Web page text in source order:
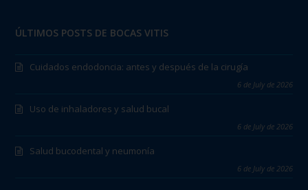
ÚLTIMOS POSTS DE BOCAS VITIS
Cuidados endodoncia: antes y después de la cirugía
6 de July de 2026
Uso de inhaladores y salud bucal
6 de July de 2026
Salud bucodental y neumonía
6 de July de 2026